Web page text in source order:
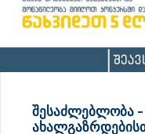
ᲨᲔᲡᲐᲫᲚᲔᲑᲚᲝᲑᲐ